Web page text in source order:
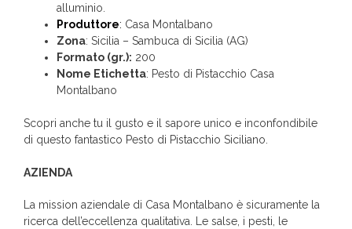
alluminio.
Produttore: Casa Montalbano
Zona: Sicilia – Sambuca di Sicilia (AG)
Formato (gr.): 200
Nome Etichetta: Pesto di Pistacchio Casa
Montalbano
Scopri anche tu il gusto e il sapore unico e inconfondibile
di questo fantastico Pesto di Pistacchio Siciliano.
AZIENDA
La mission aziendale di Casa Montalbano è sicuramente la
ricerca dell’eccellenza qualitativa. Le salse, i pesti, le